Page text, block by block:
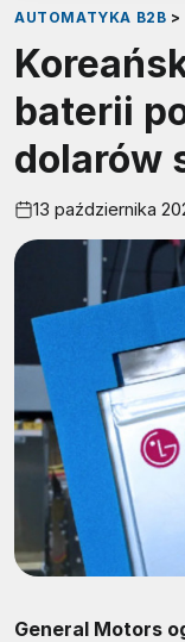
AUTOMATYKA B2B >
baterii
dolarów
13 października
General Motors